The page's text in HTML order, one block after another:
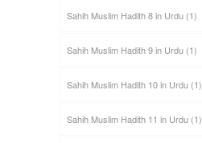
Sahih Muslim Hadith 8 in Urdu(1)
Sahih Muslim Hadith 9 in Urdu(1)
Sahih Muslim Hadith 10 in Urdu(1)
Sahih Muslim Hadith 11 in Urdu(1)